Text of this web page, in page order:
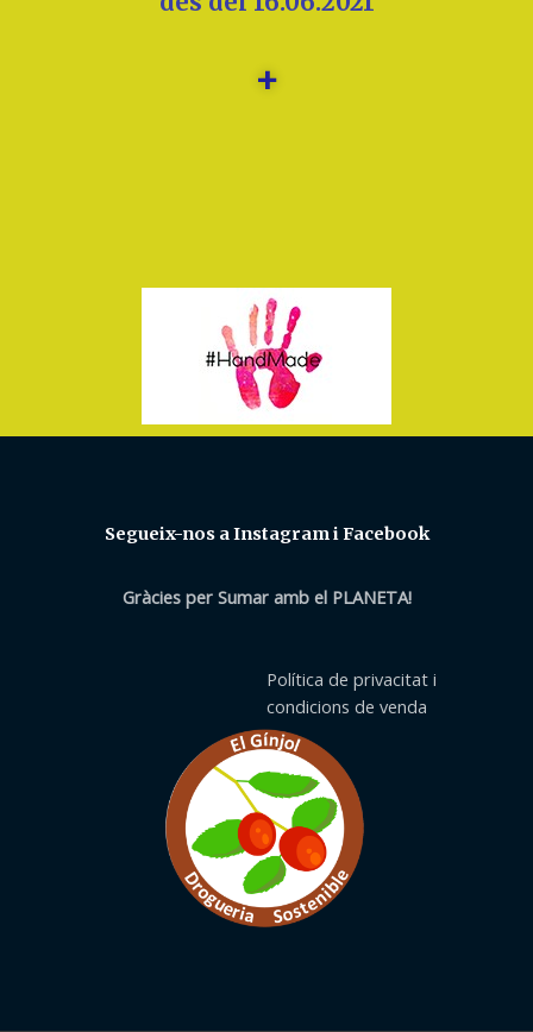
+
Segueix-nos a Instagram i Facebook
Gràcies per Sumar amb el PLANETA!
Política de privacitat i
condicions de venda